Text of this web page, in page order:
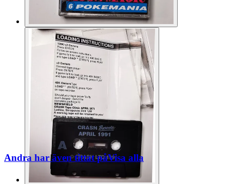
Andra har även tittat påVisa alla